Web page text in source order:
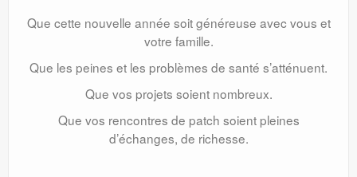
Que cette nouvelle année soit généreuse avec vous et
votre famille.
Que les peines et les problèmes de santé s’atténuent.
Que vos projets soient nombreux.
Que vos rencontres de patch soient pleines
d’échanges, de richesse.